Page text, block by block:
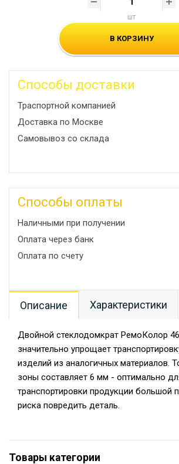
шт
В КОРЗИНУ
Способы доставки
Траспортной компанией
Доставка по Москве
Самовывоз со склада
Способы оплаты
Наличными при получении
Оплата через банк
Оплата по счету
Описание Характеристики
Двойной стеклодомкрат РемоКолор
значительно упрощает
изделий из аналогичных материалов.
зоны составляет 6 мм - оптимально
транспортировки продукции большой
риска повредить деталь.
Товары категории